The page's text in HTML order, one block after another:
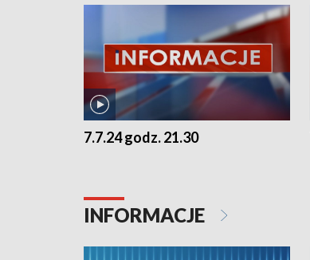
7.7.24 godz. 21.30
INFORMACJE